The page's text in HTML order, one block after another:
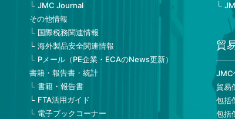
貿易保険専門委員会(
伊
川
国際税務研究会(315k
財
濱
JMC Journal
その他情報
国際税務関連情報
海外製品安全関連情報
Pメール（PE企業・ECAのNews更新）
書籍・報告書・統計
書籍・報告書
FTA活用ガイド
電子ブックコーナー
貿
JMC
貿易
包括
包括